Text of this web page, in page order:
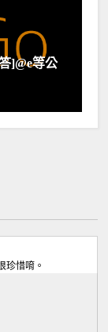
]@e等公
珍惜唷。